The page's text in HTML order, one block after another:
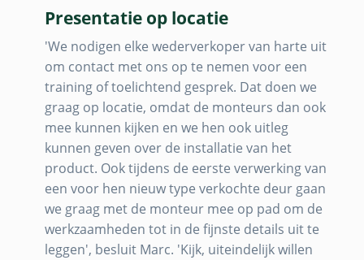
Presentatie op locatie
'We nodigen elke wederverkoper van harte uit
om contact met ons op te nemen voor een
training of toelichtend gesprek. Dat doen we
graag op locatie, omdat de monteurs dan ook
mee kunnen kijken en we hen ook uitleg
kunnen geven over de installatie van het
product. Ook tijdens de eerste verwerking van
een voor hen nieuw type verkochte deur gaan
we graag met de monteur mee op pad om de
werkzaamheden tot in de fijnste details uit te
leggen', besluit Marc. 'Kijk, uiteindelijk willen